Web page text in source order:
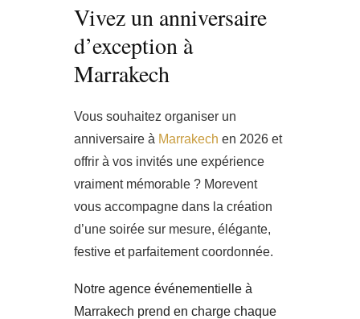
Vivez un anniversaire
d’exception à
Marrakech
Vous souhaitez organiser un
anniversaire à Marrakech en 2026 et
offrir à vos invités une expérience
vraiment mémorable ? Morevent
vous accompagne dans la création
d’une soirée sur mesure, élégante,
festive et parfaitement coordonnée.
Notre agence événementielle à
Marrakech prend en charge chaque